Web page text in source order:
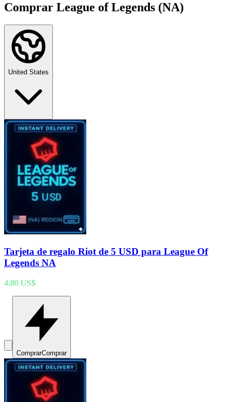
Comprar League of Legends (NA)
United States
Tarjeta de regalo Riot de 5 USD para League Of
Legends NA
4,80 US$
ComprarComprar